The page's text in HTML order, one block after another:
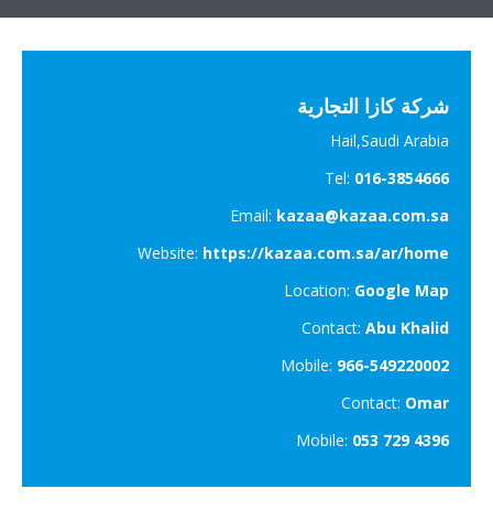
شركة كازا التجارية
Hail,Saudi Arabia
Tel:016-3854666
Email:kazaa@kazaa.com.sa
Website:https://kazaa.com.sa/ar/home
Location:Google Map
Contact:Abu Khalid
Mobile:966-549220002
Contact:Omar
Mobile:053 729 4396